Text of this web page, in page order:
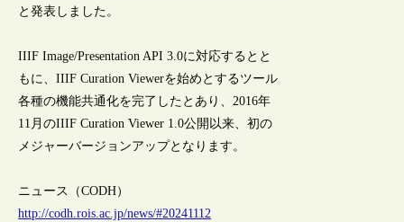
と発表しました。
IIIF Image/Presentation API 3.0に対応するとと
もに、IIIF Curation Viewerを始めとするツール
各種の機能共通化を完了したとあり、2016年
11月のIIIF Curation Viewer 1.0公開以来、初の
メジャーバージョンアップとなります。
ニュース（CODH）
http://codh.rois.ac.jp/news/#20241112